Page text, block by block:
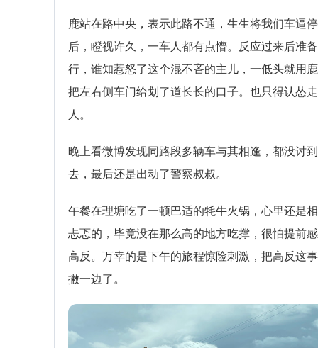
鹿站在路中央，表示此路不通，生生将我们车逼停
后，瞪视许久，一车人都有点懵。反应过来后准
行，谁知惹怒了这个混不吝的主儿，一低头就用
把左右侧车门给划了道长长的口子。也只得认怂走
人。
晚上看微博发现同路段多辆车与其相逢，都没讨
去，最后还是出动了警察叔叔。
午餐在理塘吃了一顿巴适的牦牛火锅，心里还是
忐忑的，毕竟没在那么高的地方吃撑，很怕提前
高反。万幸的是下午的旅程惊险刺激，把高反这
撇一边了。